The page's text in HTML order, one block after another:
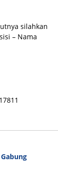
silahkan
– Nama
Gabung